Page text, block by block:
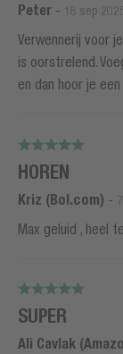
Peter - 18 sep
Verwennerij voor
is oorstrelend.
en dan hoor je
HOREN
Kriz (Bol.com) -
Max geluid , heel
SUPER
Ali Cavlak